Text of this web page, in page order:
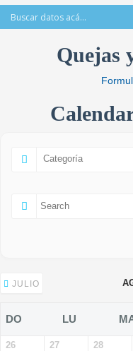
Quejas
JULIO
DO LU
26 27 28